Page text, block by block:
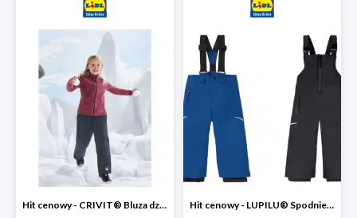
Hit cenowy - CRIVIT® Bluza dziewczęca z polaru Hit cenowy - LUPILU® Spodnie narciarskie chłopięce